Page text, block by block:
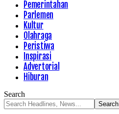
Pemerintahan
Parlemen
Kultur
Olahraga
Peristiwa
Inspirasi
Advertorial
Hiburan
Search